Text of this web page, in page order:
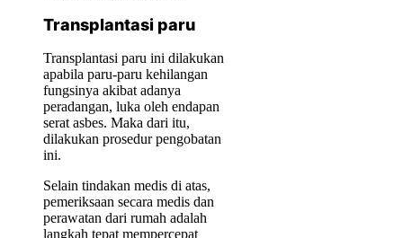
Transplantasi paru
Transplantasi paru ini dilakukan
apabila paru-paru kehilangan
fungsinya akibat adanya
peradangan, luka oleh endapan
serat asbes. Maka dari itu,
dilakukan prosedur pengobatan
ini.
Selain tindakan medis di atas,
pemeriksaan secara medis dan
perawatan dari rumah adalah
langkah tepat mempercepat